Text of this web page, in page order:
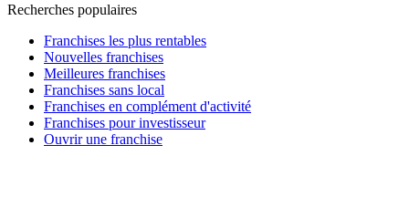
Recherches populaires
Franchises les plus rentables
Nouvelles franchises
Meilleures franchises
Franchises sans local
Franchises en complément d'activité
Franchises pour investisseur
Ouvrir une franchise